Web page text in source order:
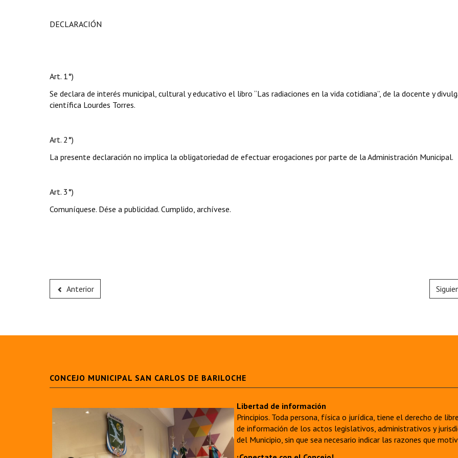
DECLARACIÓN
Art. 1°)
Se declara de interés municipal, cultural y educativo el libro “Las radiaciones en la vida cotidiana”, de la docente y
científica Lourdes Torres.
Art. 2°)
La presente declaración no implica la obligatoriedad de efectuar erogaciones por parte de la Administración Municipal.
Art. 3°)
Comuníquese. Dése a publicidad. Cumplido, archívese.
Anterior
CONCEJO MUNICIPAL SAN CARLOS DE BARILOCHE
Libertad de información
Principios. Toda persona, física o jurídica, tiene el derecho de
de información de los actos legislativos, administrativos y
del Municipio, sin que sea necesario indicar las razones que